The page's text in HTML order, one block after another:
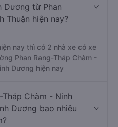
Dương từ Phan
Thuận hiện nay?
nay thì có 2 nhà xe có xe
Phan Rang-Tháp Chàm -
Dương hiện nay
Tháp Chàm - Ninh
Dương bao nhiêu